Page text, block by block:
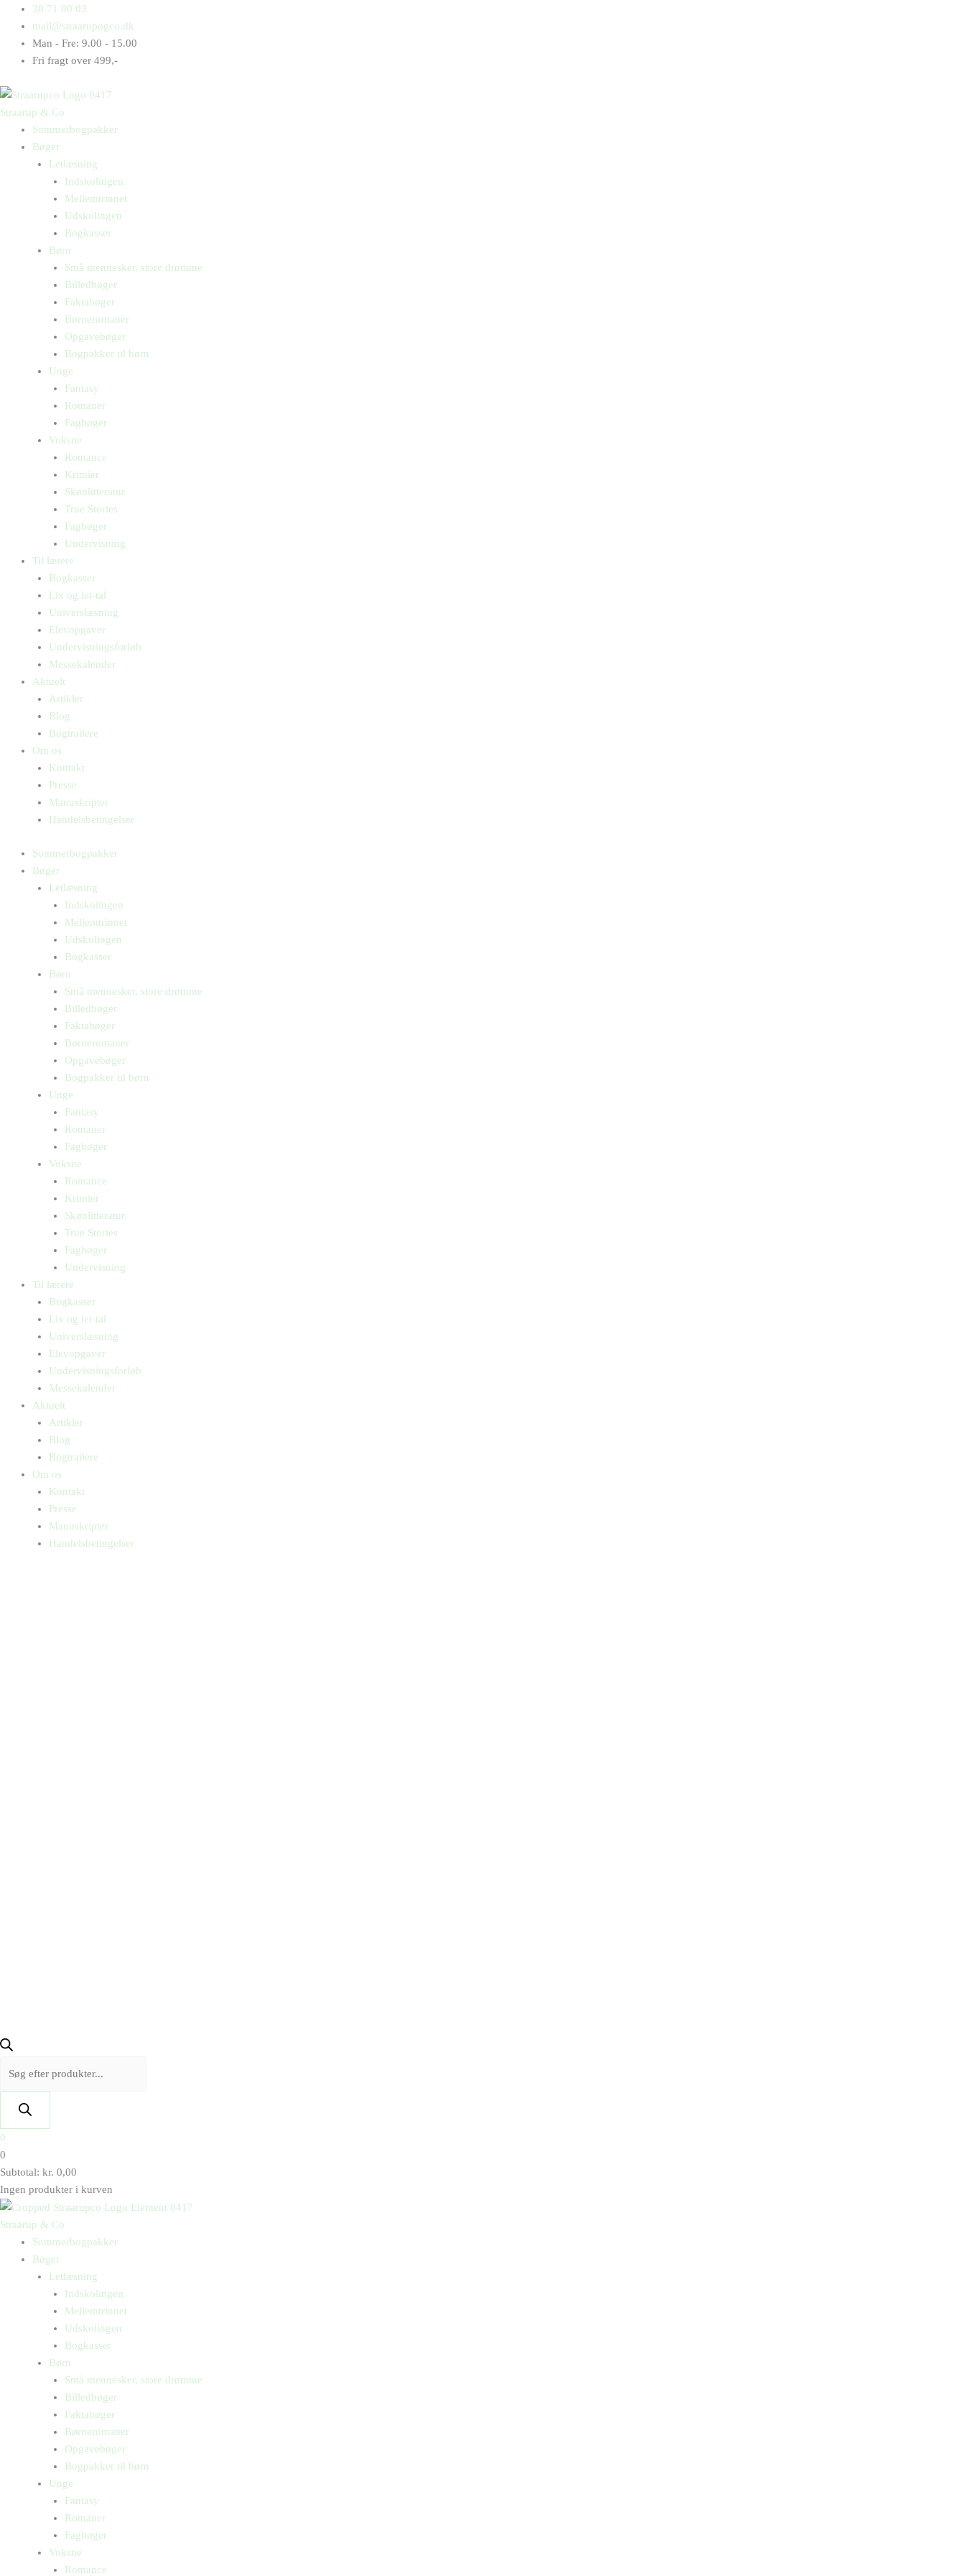
indholdet
30 71 00 03
mail@straarupogco.dk
Man - Fre: 9.00 - 15.00
Fri fragt over 499,-
Straarup & Co
Sommerbogpakker
Bøger
Letlæsning
Indskolingen
Mellemtrinnet
Udskolingen
Bogkasser
Børn
Små mennesker, store drømme
Billedbøger
Faktabøger
Børneromaner
Opgavebøger
Bogpakker til børn
Unge
Fantasy
Romaner
Fagbøger
Voksne
Romance
Krimier
Skønlitteratur
True Stories
Fagbøger
Undervisning
Til lærere
Bogkasser
Lix og let-tal
Universlæsning
Elevopgaver
Undervisningsforløb
Messekalender
Aktuelt
Artikler
Blog
Bogtrailere
Om os
Kontakt
Presse
Manuskripter
Handelsbetingelser
Sommerbogpakker
Bøger
Letlæsning
Indskolingen
Mellemtrinnet
Udskolingen
Bogkasser
Børn
Små mennesker, store drømme
Billedbøger
Faktabøger
Børneromaner
Opgavebøger
Bogpakker til børn
Unge
Fantasy
Romaner
Fagbøger
Voksne
Romance
Krimier
Skønlitteratur
True Stories
Fagbøger
Undervisning
Til lærere
Bogkasser
Lix og let-tal
Universlæsning
Elevopgaver
Undervisningsforløb
Messekalender
Aktuelt
Artikler
Blog
Bogtrailere
Om os
Kontakt
Presse
Manuskripter
Handelsbetingelser
Products
search
0
0
Subtotal: kr. 0,00
Ingen produkter i kurven
Straarup & Co
Sommerbogpakker
Bøger
Letlæsning
Indskolingen
Mellemtrinnet
Udskolingen
Bogkasser
Børn
Små mennesker, store drømme
Billedbøger
Faktabøger
Børneromaner
Opgavebøger
Bogpakker til børn
Unge
Fantasy
Romaner
Fagbøger
Voksne
Romance
Products
search